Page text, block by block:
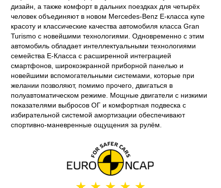
дизайн, а также комфорт в дальних поездках для четырёх
человек объединяют в новом Mercedes-Benz E-класса купе
красоту и классические качества автомобиля класса Gran
Turismo с новейшими технологиями. Одновременно с этим
автомобиль обладает интеллектуальными технологиями
семейства E-Класса с расширенной интеграцией
смартфонов, широкоэкранной приборной панелью и
новейшими вспомогательными системами, которые при
желании позволяют, помимо прочего, двигаться в
полуавтоматическом режиме. Мощные двигатели с низкими
показателями выбросов ОГ и комфортная подвеска с
избирательной системой амортизации обеспечивают
спортивно-маневренные ощущения за рулём.